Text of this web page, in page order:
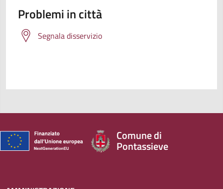
Problemi in città
Segnala disservizio
Comune di
Pontassieve